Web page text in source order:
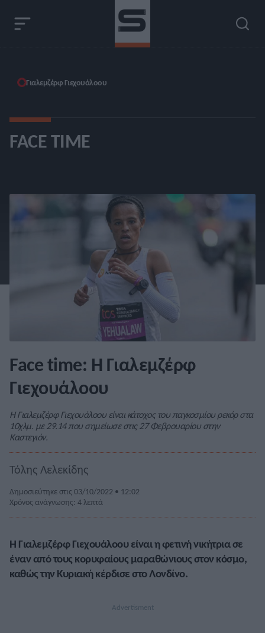
Γιαλεμζέρφ Γιεχουάλοου
FACE TIME
Face time: Η Γιαλεμζέρφ
Γιεχουάλοου
Η Γιαλεμζέρφ Γιεχουάλοου είναι κάτοχος του παγκοσμίου ρεκόρ στα
10χλμ. με 29.14 που σημείωσε στις 27 Φεβρουαρίου στην
Καστεγιόν.
Τόλης Λελεκίδης
Δημοσιεύτηκε στις 03/10/2022 • 12:02
Χρόνος ανάγνωσης: 4 λεπτά
Η Γιαλεμζέρφ Γιεχουάλοου είναι η φετινή νικήτρια σε
έναν από τους κορυφαίους μαραθώνιους στον κόσμο,
καθώς την Κυριακή κέρδισε στο Λονδίνο.